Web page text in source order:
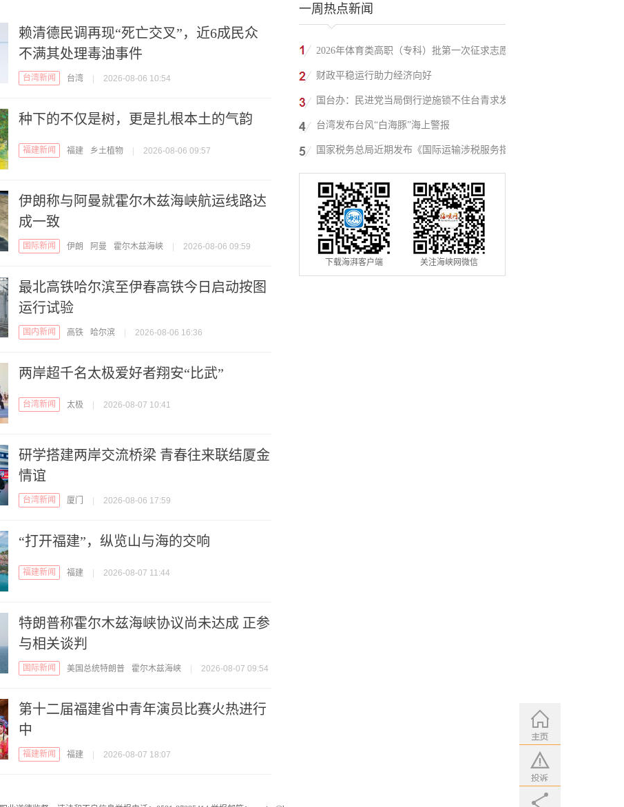
赖清德民调再现“死亡交叉”，近6成民众
不满其处理毒油事件
台湾新闻 台湾 2026-08-06 10:54
种下的不仅是树，更是扎根本土的气韵
福建新闻 福建 乡土植物 2026-08-06 09:57
伊朗称与阿曼就霍尔木兹海峡航运线路达
成一致
国际新闻 伊朗 阿曼 霍尔木兹海峡 2026-08-06 09:59
最北高铁哈尔滨至伊春高铁今日启动按图
运行试验
国内新闻 高铁 哈尔滨 2026-08-06 16:36
两岸超千名太极爱好者翔安“比武”
台湾新闻 太极 2026-08-07 10:41
研学搭建两岸交流桥梁 青春往来联结厦金
情谊
台湾新闻 厦门 2026-08-06 17:59
“打开福建”，纵览山与海的交响
福建新闻 福建 2026-08-07 11:44
特朗普称霍尔木兹海峡协议尚未达成 正参
与相关谈判
国际新闻 美国总统特朗普 霍尔木兹海峡 2026-08-07 09:54
第十二届福建省中青年演员比赛火热进行
中
福建新闻 福建 2026-08-07 18:07
国县域发展潜力百强县”
一周热点新闻
2026年体育类高职（专科）批第一次征求志愿
填报
财政平稳运行助力经济向好
国台办：民进党当局倒行逆施锁不住台青求发
展的心
台湾发布台风“白海豚”海上警报
国家税务总局近期发布《国际运输涉税服务指
引》
下载海湃客户端 关注海峡网微信